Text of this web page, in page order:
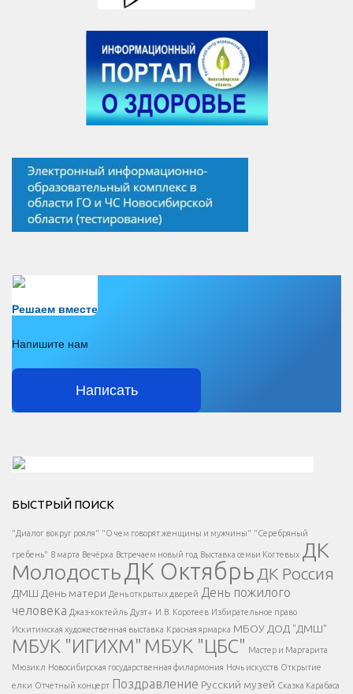
Решаем вместе
Напишите нам
Написать
Есть вопрос?
Напишите нам
</span >
Написать
</button >
</div >
</div > </div >
БЫСТРЫЙ ПОИСК
"Диалог вокруг рояля" "О чем говорят женщины и мужчины" "Серебряный
гребень" 8 марта Вечёрка Встречаем новый год Выставка семьи Когтевых ДК
МолодостьДК Октябрь ДК Россия
ДМШ День матери День открытых дверей День пожилого
человека Джаз-коктейль Дуэт+ И.В. Коротеев Избирательное право
Искитимская художественная выставка Красная ярмарка МБОУ ДОД "ДМШ"
МБУК "ИГИХМ" МБУК "ЦБС" Мастер и Маргарита
Мюзикл Новосибирская государственная филармония Ночь искусств Открытие
елки Отчетный концерт Поздравление Русский музей Сказка Карабаса